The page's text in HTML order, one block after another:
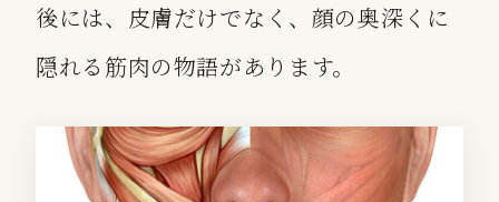
後には、皮膚だけでなく、顔の奥深くに
隠れる筋肉の物語があります。